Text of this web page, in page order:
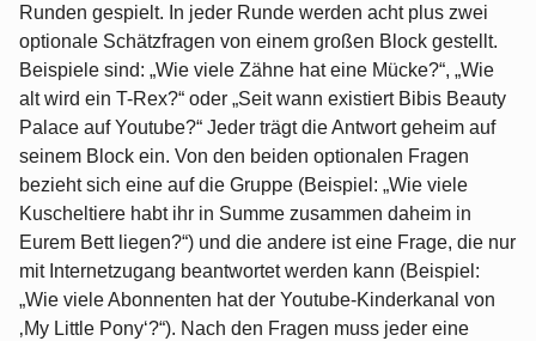
Runden gespielt. In jeder Runde werden acht plus zwei
optionale Schätzfragen von einem großen Block gestellt.
Beispiele sind: „Wie viele Zähne hat eine Mücke?“, „Wie
alt wird ein T-Rex?“ oder „Seit wann existiert Bibis Beauty
Palace auf Youtube?“ Jeder trägt die Antwort geheim auf
seinem Block ein. Von den beiden optionalen Fragen
bezieht sich eine auf die Gruppe (Beispiel: „Wie viele
Kuscheltiere habt ihr in Summe zusammen daheim in
Eurem Bett liegen?“) und die andere ist eine Frage, die nur
mit Internetzugang beantwortet werden kann (Beispiel:
„Wie viele Abonnenten hat der Youtube-Kinderkanal von
‚My Little Pony‘?“). Nach den Fragen muss jeder eine